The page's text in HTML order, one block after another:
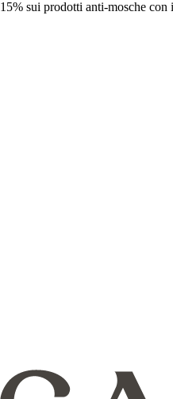
15% sui prodotti anti-mosche con